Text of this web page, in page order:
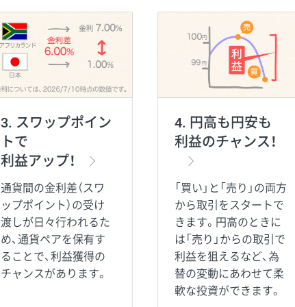
3. スワップポイン
トで
利益アップ！
通貨間の金利差（スワ
ップポイント）の受け
渡しが日々行われるた
め、通貨ペアを保有す
ることで、利益獲得の
チャンスがあります。
4. 円高も円安も
利益のチャンス！
「買い」と「売り」の両方
から取引をスタートで
きます。円高のときに
は「売り」からの取引で
利益を狙えるなど、為
替の変動にあわせて柔
軟な投資ができます。